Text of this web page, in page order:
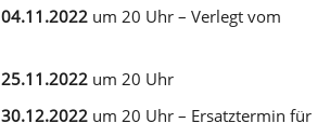
04.11.2022 um 20 Uhr – Verlegt vom
25.11.2022 um 20 Uhr
30.12.2022 um 20 Uhr – Ersatztermin für